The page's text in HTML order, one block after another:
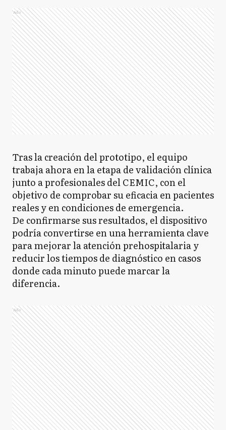
Ads
Tras la creación del prototipo, el equipo
trabaja ahora en la etapa de validación clínica
junto a profesionales del CEMIC, con el
objetivo de comprobar su eficacia en pacientes
reales y en condiciones de emergencia.
De confirmarse sus resultados, el dispositivo
podría convertirse en una herramienta clave
para mejorar la atención prehospitalaria y
reducir los tiempos de diagnóstico en casos
donde cada minuto puede marcar la
diferencia.
Ads